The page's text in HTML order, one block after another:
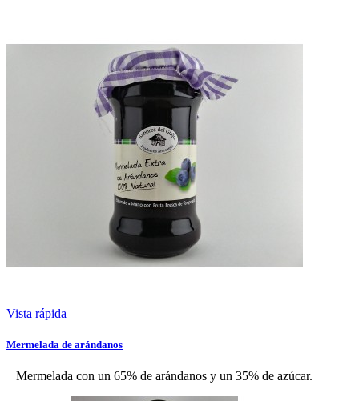
Vista rápida
Mermelada de arándanos
Mermelada con un 65% de arándanos y un 35% de azúcar.